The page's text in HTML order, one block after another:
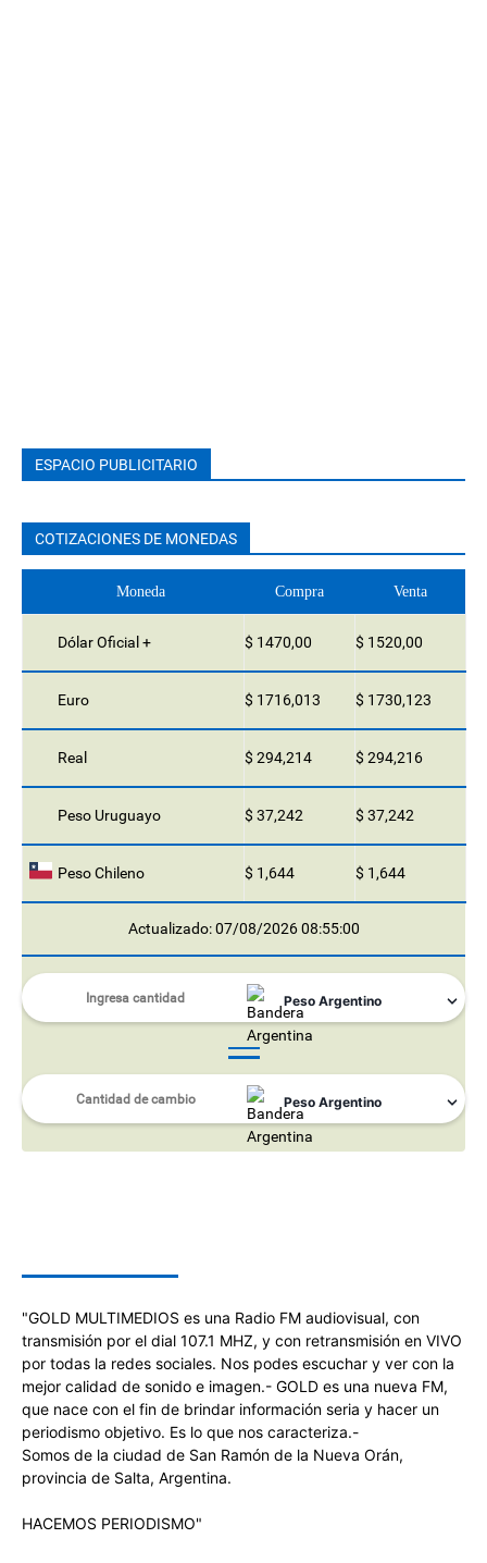
ESPACIO PUBLICITARIO
COTIZACIONES DE MONEDAS
Moneda Compra Venta
Dólar Oficial + $ 1470,00 $ 1520,00
Euro $ 1716,013 $ 1730,123
Real $ 294,214 $ 294,216
Peso Uruguayo $ 37,242 $ 37,242
Peso Chileno $ 1,644 $ 1,644
Actualizado: 07/08/2026 08:55:00
"GOLD MULTIMEDIOS es una Radio FM audiovisual, con
transmisión por el dial 107.1 MHZ, y con retransmisión en VIVO
por todas la redes sociales. Nos podes escuchar y ver con la
mejor calidad de sonido e imagen.- GOLD es una nueva FM,
que nace con el fin de brindar información seria y hacer un
periodismo objetivo. Es lo que nos caracteriza.-
Somos de la ciudad de San Ramón de la Nueva Orán,
provincia de Salta, Argentina.
HACEMOS PERIODISMO"